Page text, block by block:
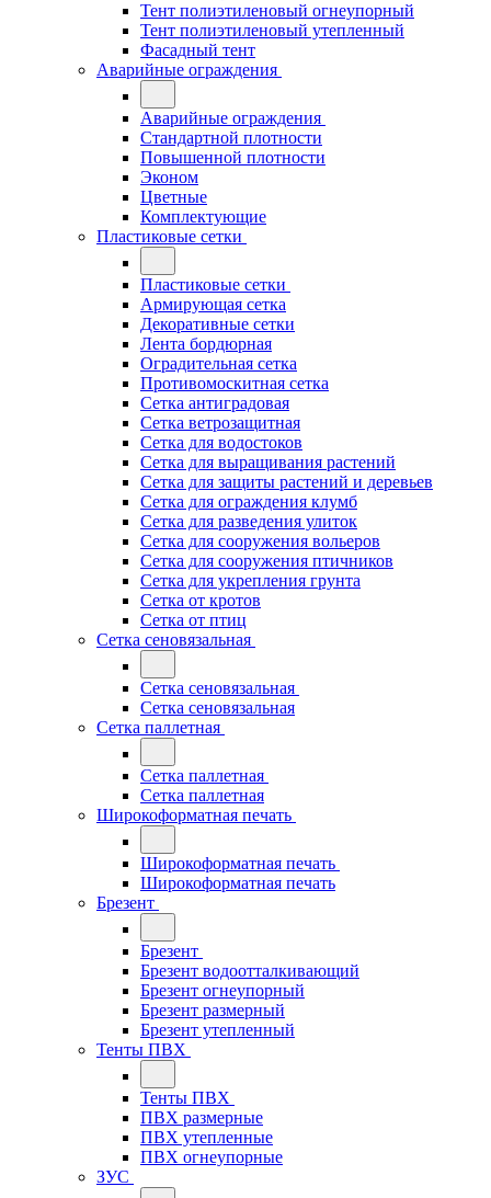
Тент полиэтиленовый огнеупорный
Тент полиэтиленовый утепленный
Фасадный тент
Аварийные ограждения
Аварийные ограждения
Стандартной плотности
Повышенной плотности
Эконом
Цветные
Комплектующие
Пластиковые сетки
Пластиковые сетки
Армирующая сетка
Декоративные сетки
Лента бордюрная
Оградительная сетка
Противомоскитная сетка
Сетка антиградовая
Сетка ветрозащитная
Сетка для водостоков
Сетка для выращивания растений
Сетка для защиты растений и деревьев
Сетка для ограждения клумб
Сетка для разведения улиток
Сетка для сооружения вольеров
Сетка для сооружения птичников
Сетка для укрепления грунта
Сетка от кротов
Сетка от птиц
Сетка сеновязальная
Сетка сеновязальная
Сетка сеновязальная
Сетка паллетная
Сетка паллетная
Сетка паллетная
Широкоформатная печать
Широкоформатная печать
Широкоформатная печать
Брезент
Брезент
Брезент водоотталкивающий
Брезент огнеупорный
Брезент размерный
Брезент утепленный
Тенты ПВХ
Тенты ПВХ
ПВХ размерные
ПВХ утепленные
ПВХ огнеупорные
ЗУС